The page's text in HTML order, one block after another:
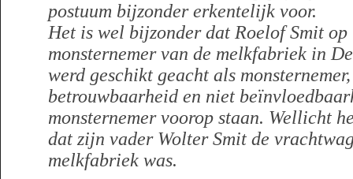
postuum bijzonder erkentelijk voor.
Het is wel bijzonder dat Roelof Smit
monsternemer van de melkfabriek in
werd geschikt geacht als
betrouwbaarheid en niet
monsternemer voorop staan. Wellicht
dat zijn vader Wolter Smit de
melkfabriek was.